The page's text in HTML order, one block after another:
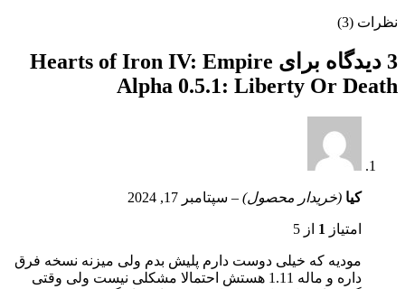
نظرات (3)
3 دیدگاه برای
Hearts of Iron IV: Empire
Alpha 0.5.1: Liberty Or Death
کیا (خریدار محصول) – سپتامبر 17, 2024
امتیاز 1 از 5
مودیه که خیلی دوست دارم پلیش بدم ولی میزنه نسخه فرق
داره و ماله 1.11 هستش احتمالا مشکلی نیست ولی وقتی